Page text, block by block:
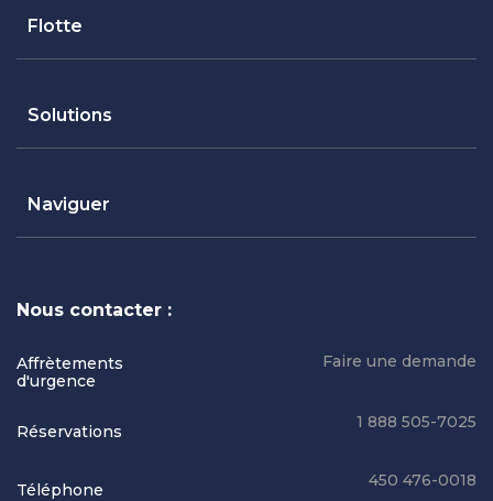
Flotte
Solutions
Naviguer
Nous contacter :
Affrètements
d'urgence
Faire une demande
Réservations
1 888 505-7025
Téléphone
450 476-0018